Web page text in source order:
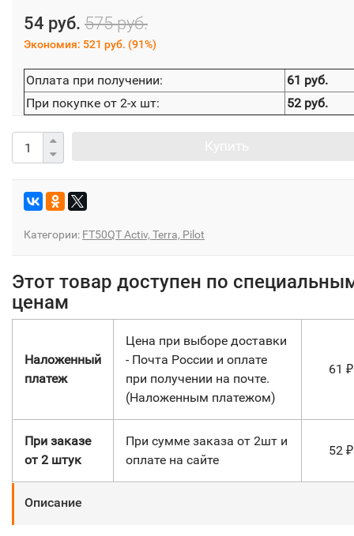
54 руб. 575 руб.
Экономия: 521 руб. (91%)
Оплата при получении:
61 руб.
При покупке от 2-х шт:
52 руб.
Категории: FT50QT Activ, Terra, Pilot
Этот товар доступен по
ценам
Наложенный
платеж
Цена при выборе доставки
- Почта России и оплате
при получении на почте.
(Наложенным платежом)
61 ₽
При заказе
от 2 штук
При сумме заказа от 2шт и
оплате на сайте
52 ₽
Описание